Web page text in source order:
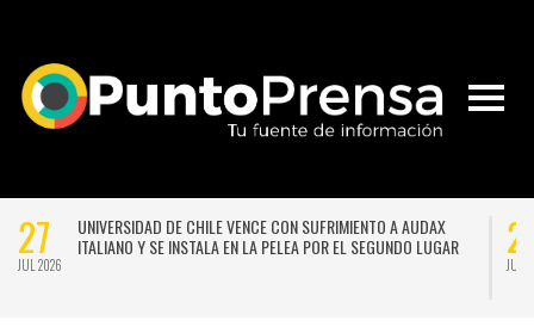
27
JUL 2026
UNIVERSIDAD DE CHILE VENCE CON SUFRIMIENTO A AUDAX
ITALIANO Y SE INSTALA EN LA PELEA POR EL SEGUNDO LUGAR
JUL